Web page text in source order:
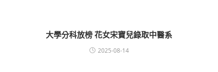
大學分科放榜 花女宋寶兒錄取中醫系
2025-08-14